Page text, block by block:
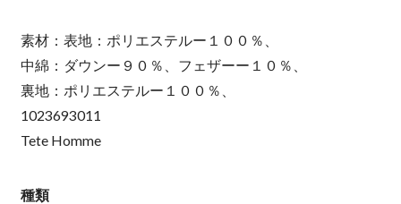
素材：表地：ポリエステルー１００％、
中綿：ダウンー９０％、フェザーー１０％、
裏地：ポリエステルー１００％、
1023693011
Tete Homme
種類